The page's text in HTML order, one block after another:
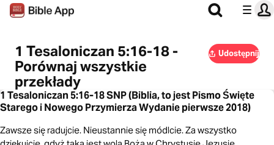
1 Tesaloniczan 5:16-18 -
Porównaj wszystkie
przekłady
Udostępnij
1 Tesaloniczan 5:16-18 SNP (Biblia, to jest Pismo Święte
Starego i Nowego Przymierza Wydanie pierwsze 2018)
Zawsze się radujcie. Nieustannie się módlcie. Za wszystko